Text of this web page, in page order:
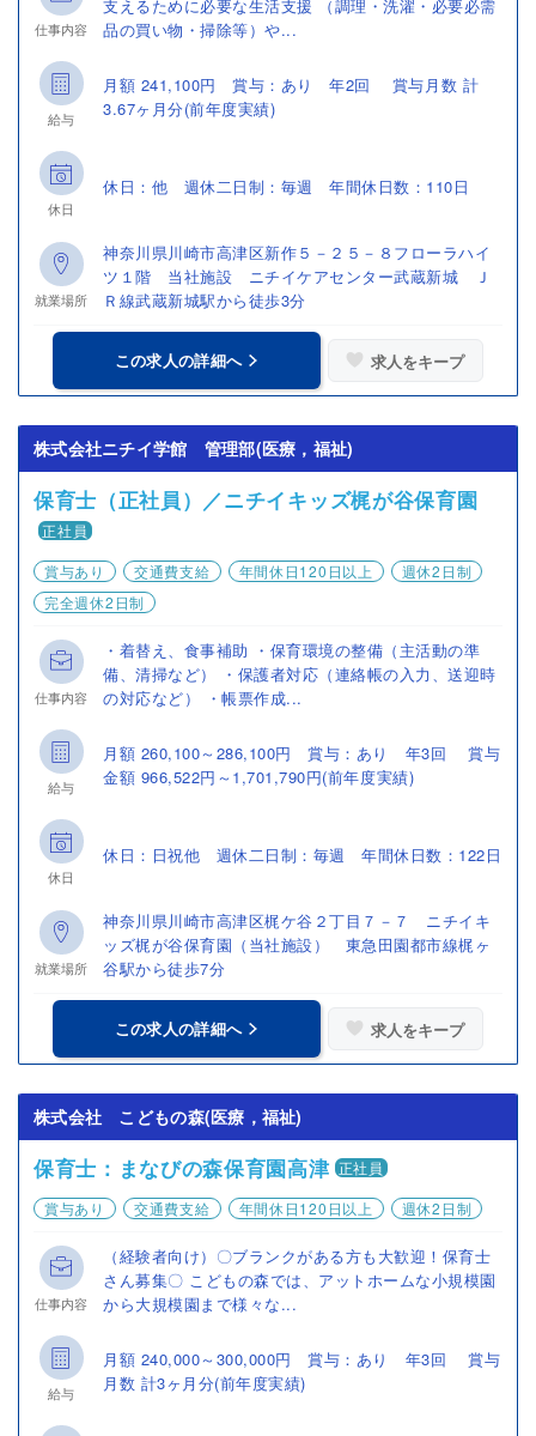
仕事内容
支えるために必要な生活支援 （調理・洗濯・必要必需
品の買い物・掃除等）や...
給与
月額 241,100円 賞与：あり 年2回 賞与月数 計
3.67ヶ月分(前年度実績)
休日
休日：他 週休二日制：毎週 年間休日数：110日
就業場所
神奈川県川崎市高津区新作５－２５－８フローラハイ
ツ１階 当社施設 ニチイケアセンター武蔵新城 Ｊ
Ｒ線武蔵新城駅から徒歩3分
この求人の詳細へ 求人をキープ
株式会社ニチイ学館 管理部(医療，福祉)
保育士（正社員）／ニチイキッズ梶が谷保育園
正社員
賞与あり
交通費支給 年間休日120日以上
週休2日制
完全週休2日制
仕事内容
・着替え、食事補助 ・保育環境の整備（主活動の準
備、清掃など） ・保護者対応（連絡帳の入力、送迎時
の対応など） ・帳票作成...
給与
月額 260,100～286,100円 賞与：あり 年3回 賞与
金額 966,522円～1,701,790円(前年度実績)
休日
休日：日祝他 週休二日制：毎週 年間休日数：122日
就業場所
神奈川県川崎市高津区梶ケ谷２丁目７－７ ニチイキ
ッズ梶が谷保育園（当社施設） 東急田園都市線梶ヶ
谷駅から徒歩7分
この求人の詳細へ 求人をキープ
株式会社 こどもの森(医療，福祉)
保育士：まなびの森保育園高津 正社員
賞与あり
交通費支給 年間休日120日以上 週休2日制
仕事内容
（経験者向け）〇ブランクがある方も大歓迎！保育士
さん募集〇 こどもの森では、アットホームな小規模園
から大規模園まで様々な...
給与
月額 240,000～300,000円 賞与：あり 年3回 賞与
月数 計3ヶ月分(前年度実績)